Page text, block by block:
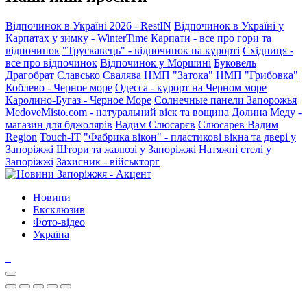
Відпочинок в Україні 2026 - RestIN Відпочинок в Україні у
Карпатах у зимку - WinterTime Карпати - все про гори та
відпочинок "Трускавець" - відпочинок на курорті Східниця -
все про відпочинок Відпочинок у Моршині Буковель
Драгобрат Славсько Свалява НМП "Затока" НМП "Грибовка"
Коблево - Черное море Одесса - курорт на Черном море
Каролино-Бугаз - Черное Море Солнечные панели Запорожья
MedoveMisto.com - натуральний віск та вощина Долина Меду -
магазин для бджолярів Вадим Слюсарєв Слюсарев Вадим
Region Touch-IT "Фабрика вікон" - пластикові вікна та двері у
Запоріжжі Штори та жалюзі у Запоріжжі Натяжні стелі у
Запоріжжі Захисник - військторг
Новини
Ексклюзив
Фото-відео
Україна